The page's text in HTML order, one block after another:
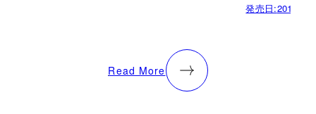
発売日:
Read More